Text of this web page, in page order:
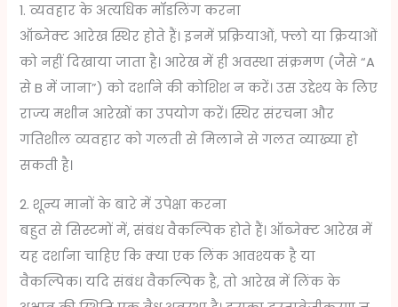
1. व्यवहार के अत्यधिक मॉडलिंग करना
ऑब्जेक्ट आरेख स्थिर होते हैं। इनमें प्रक्रियाओं, फ्लो या क्रियाओं
को नहीं दिखाया जाता है। आरेख में ही अवस्था संक्रमण (जैसे “A
से B में जाना”) को दर्शाने की कोशिश न करें। उस उद्देश्य के लिए
राज्य मशीन आरेखों का उपयोग करें। स्थिर संरचना और
गतिशील व्यवहार को गलती से मिलाने से गलत व्याख्या हो
सकती है।
2. शून्य मानों के बारे में उपेक्षा करना
बहुत से सिस्टमों में, संबंध वैकल्पिक होते हैं। ऑब्जेक्ट आरेख में
यह दर्शाना चाहिए कि क्या एक लिंक आवश्यक है या
वैकल्पिक। यदि संबंध वैकल्पिक है, तो आरेख में लिंक के